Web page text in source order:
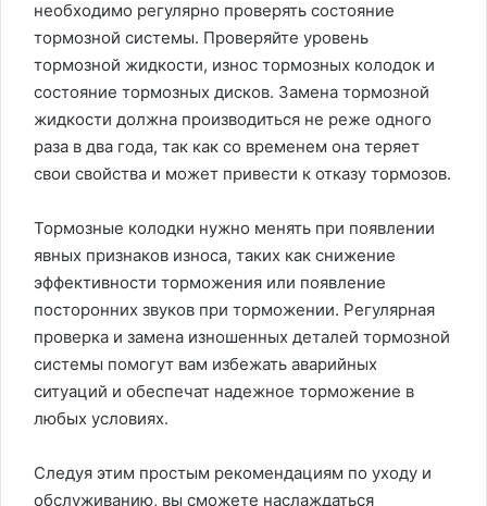
необходимо регулярно проверять состояние
тормозной системы. Проверяйте уровень
тормозной жидкости, износ тормозных колодок и
состояние тормозных дисков. Замена тормозной
жидкости должна производиться не реже одного
раза в два года, так как со временем она теряет
свои свойства и может привести к отказу тормозов.
Тормозные колодки нужно менять при появлении
явных признаков износа, таких как снижение
эффективности торможения или появление
посторонних звуков при торможении. Регулярная
проверка и замена изношенных деталей тормозной
системы помогут вам избежать аварийных
ситуаций и обеспечат надежное торможение в
любых условиях.
Следуя этим простым рекомендациям по уходу и
обслуживанию, вы сможете наслаждаться